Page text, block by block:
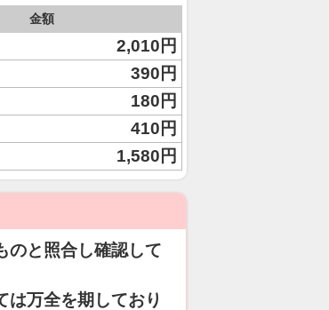
金額
2,010円
390円
180円
410円
1,580円
のと照合し確認して
は万全を期しており